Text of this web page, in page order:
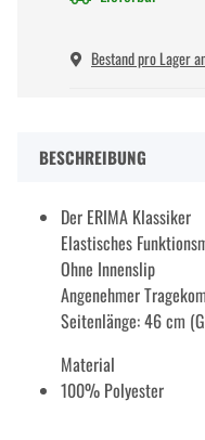
Bestand pro Lager
BESCHREIBUNG
Der ERIMA Klassiker
Elastisches
Ohne Innenslip
Angenehmer
Seitenlänge: 46 cm
Material
100% Polyester